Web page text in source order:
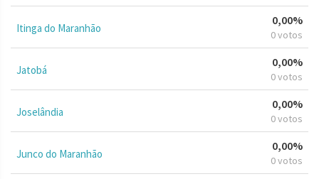
Itinga do Maranhão
0,00%
0 votos
Jatobá
0,00%
0 votos
Joselândia
0,00%
0 votos
Junco do Maranhão
0,00%
0 votos